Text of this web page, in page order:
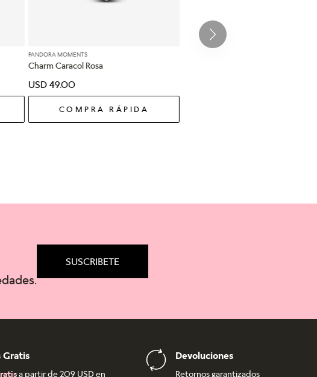
PANDORA MOMENTS
Charm Caracol Rosa
USD 49.00
COMPRA RÁPIDA
SUSCRIBETE
Gratis
a partir de 209 USD en
Devoluciones
Retornos garantizados